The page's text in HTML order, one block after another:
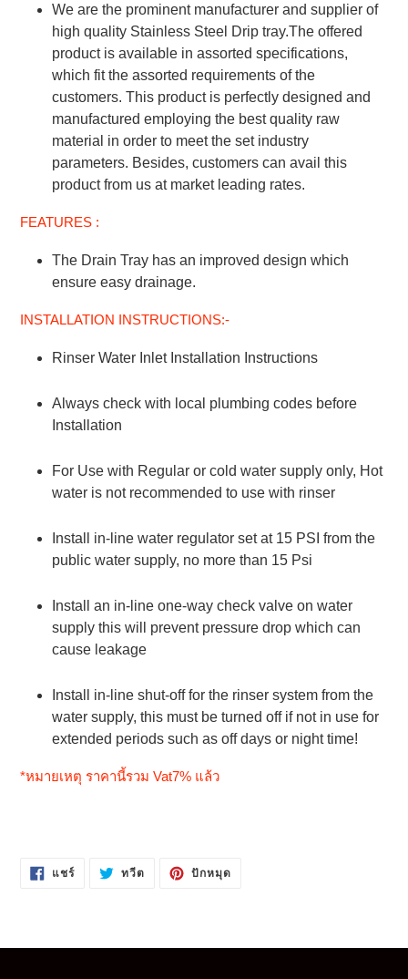
We are the prominent manufacturer and supplier of
high quality Stainless Steel Drip tray.The offered
product is available in assorted specifications,
which fit the assorted requirements of the
customers. This product is perfectly designed and
manufactured employing the best quality raw
material in order to meet the set industry
parameters. Besides, customers can avail this
product from us at market leading rates.
FEATURES :
The Drain Tray has an improved design which
ensure easy drainage.
INSTALLATION INSTRUCTIONS:-
Rinser Water Inlet Installation Instructions
Always check with local plumbing codes before
Installation
For Use with Regular or cold water supply only, Hot
water is not recommended to use with rinser
Install in-line water regulator set at 15 PSI from the
public water supply, no more than 15 Psi
Install an in-line one-way check valve on water
supply this will prevent pressure drop which can
cause leakage
Install in-line shut-off for the rinser system from the
water supply, this must be turned off if not in use for
extended periods such as off days or night time!
*หมายเหตุ ราคานี้รวม Vat7% แล้ว
แชร์แชร์
ทวีตทวี
ปักหมุดปัก